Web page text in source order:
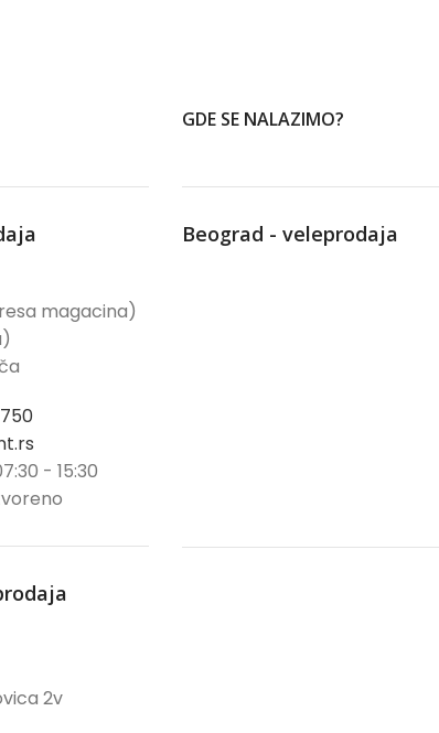
magacina)
- 15:30
2v
GDE SE NALAZIMO?
Beograd - veleprodaja